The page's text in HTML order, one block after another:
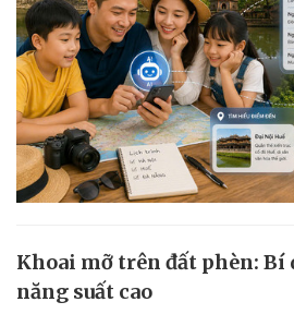
Khoai mỡ trên đất phèn:
năng suất cao